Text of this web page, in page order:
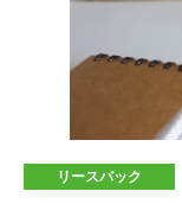
リースバック